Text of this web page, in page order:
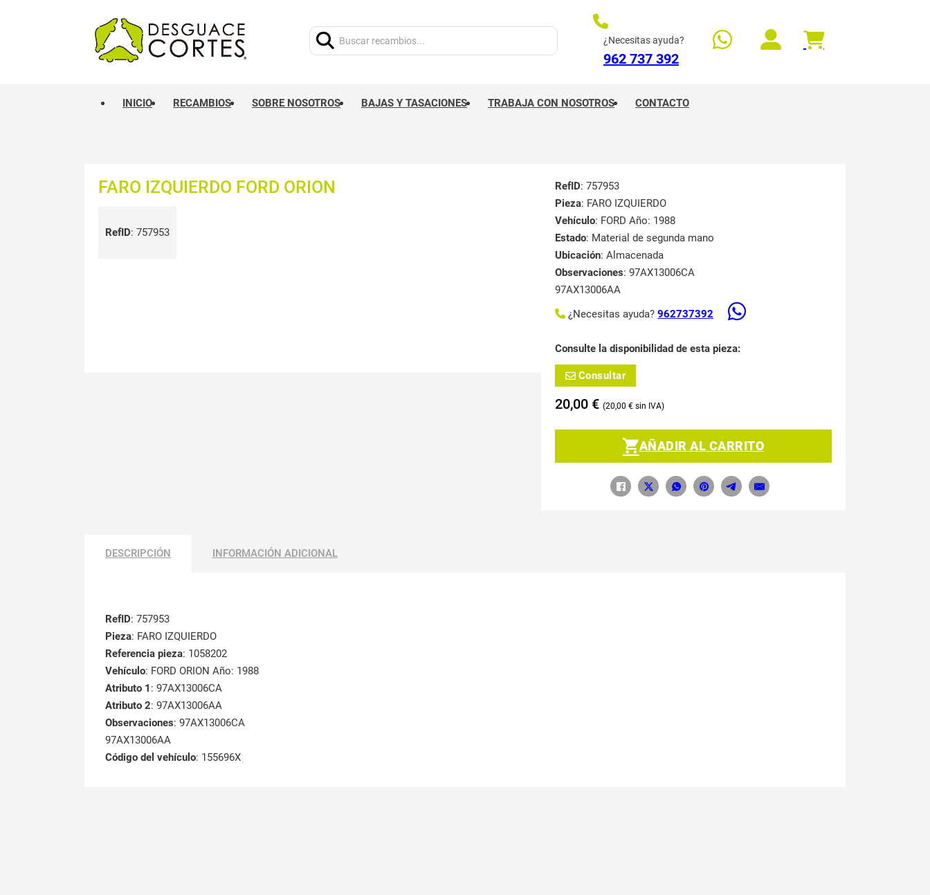
¿Necesitas ayuda?
962 737 392
INICIO RECAMBIOS SOBRE NOSOTROS BAJAS Y TASACIONES TRABAJA CON NOSOTROS CONTACTO
FARO IZQUIERDO FORD ORION
RefID: 757953
RefID: 757953
Pieza: FARO IZQUIERDO
Vehículo: FORD Año: 1988
Estado: Material de segunda mano
Ubicación: Almacenada
Observaciones: 97AX13006CA
97AX13006AA
¿Necesitas ayuda? 962737392
Consulte la disponibilidad de esta pieza:
Consultar
20,00 € 20,00 €
AÑADIR AL CARRITO
DESCRIPCIÓN INFORMACIÓN ADICIONAL
RefID: 757953
Pieza: FARO IZQUIERDO
Referencia pieza: 1058202
Vehículo: FORD ORION Año: 1988
Atributo 1 : 97AX13006CA
Atributo 2: 97AX13006AA
Observaciones: 97AX13006CA
97AX13006AA
Código del vehículo: 155696X